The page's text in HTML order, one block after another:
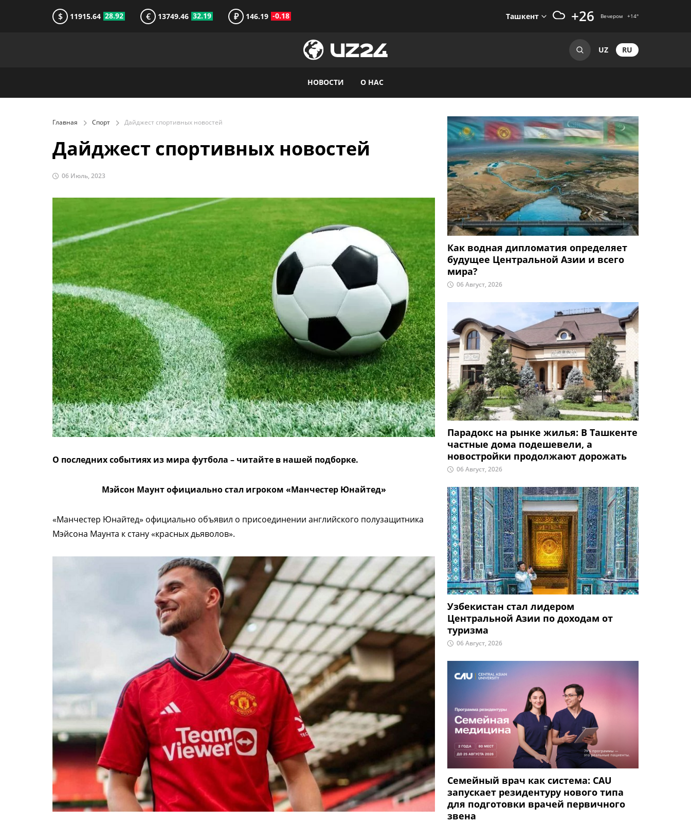
$ 11915.64 28.92 € 13749.46 32.19 ₽ 146.19 -0.18 Ташкент +26 Вечером +14°
UZ RU
НОВОСТИ О НАС
Главная Спорт Дайджест спортивных новостей
Дайджест спортивных новостей
06 Июль, 2023
О последних событиях из мира футбола – читайте в нашей подборке.
Мэйсон Маунт официально стал игроком «Манчестер Юнайтед»
«Манчестер Юнайтед» официально объявил о присоединении английского полузащитника
Мэйсона Маунта к стану «красных дьяволов».
Как водная дипломатия определяет
будущее Центральной Азии и всего
мира?
06 Август, 2026
Парадокс на рынке жилья: В Ташкенте
частные дома подешевели, а
новостройки продолжают дорожать
06 Август, 2026
Узбекистан стал лидером
Центральной Азии по доходам от
туризма
06 Август, 2026
Семейный врач как система: CAU
запускает резидентуру нового типа
для подготовки врачей первичного
звена